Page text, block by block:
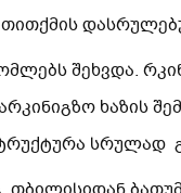
შეხვდა.
ხაზის
სრულად